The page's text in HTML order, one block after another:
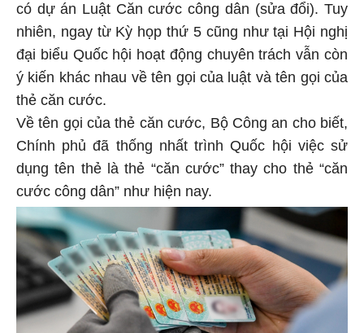
có dự án Luật Căn cước công dân (sửa đổi). Tuy
nhiên, ngay từ Kỳ họp thứ 5 cũng như tại Hội nghị
đại biểu Quốc hội hoạt động chuyên trách vẫn còn
ý kiến khác nhau về tên gọi của luật và tên gọi của
thẻ căn cước.
Về tên gọi của thẻ căn cước, Bộ Công an cho biết,
Chính phủ đã thống nhất trình Quốc hội việc sử
dụng tên thẻ là thẻ “căn cước” thay cho thẻ “căn
cước công dân” như hiện nay.